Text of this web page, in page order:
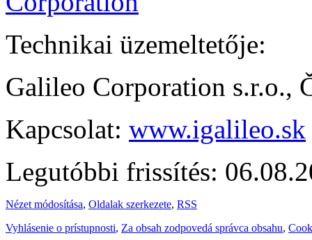
Technikai üzemeltetője:
Galileo Corporation s.r.o.,
Kapcsolat: www.igalileo.sk
Legutóbbi frissítés:
Nézet módosítása, Oldalak szerkezete, RSS
Vyhlásenie o prístupnosti, Za obsah zodpovedá správca obsahu,